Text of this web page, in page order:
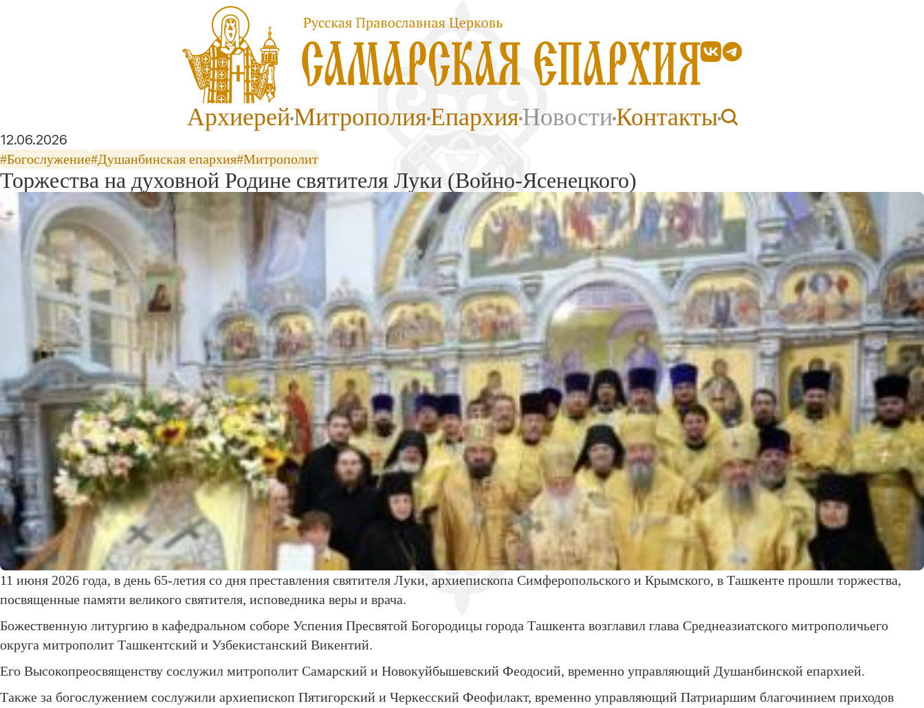
АрхиерейМитрополияЕпархияНовостиКонтакты
12.06.2026
#Богослужение#Душанбинская епархия#Митрополит
Торжества на духовной Родине святителя Луки (Войно-Ясенецкого)
11 июня 2026 года, в день 65-летия со дня преставления святителя Луки, архиепископа Симферопольского и Крымского, в Ташкенте прошли торжества,
посвященные памяти великого святителя, исповедника веры и врача.
Божественную литургию в кафедральном соборе Успения Пресвятой Богородицы города Ташкента возглавил глава Среднеазиатского митрополичьего
округа митрополит Ташкентский и Узбекистанский Викентий.
Его Высокопреосвященству сослужил митрополит Самарский и Новокуйбышевский Феодосий, временно управляющий Душанбинской епархией.
Также за богослужением сослужили архиепископ Пятигорский и Черкесский Феофилакт, временно управляющий Патриаршим благочинием приходов